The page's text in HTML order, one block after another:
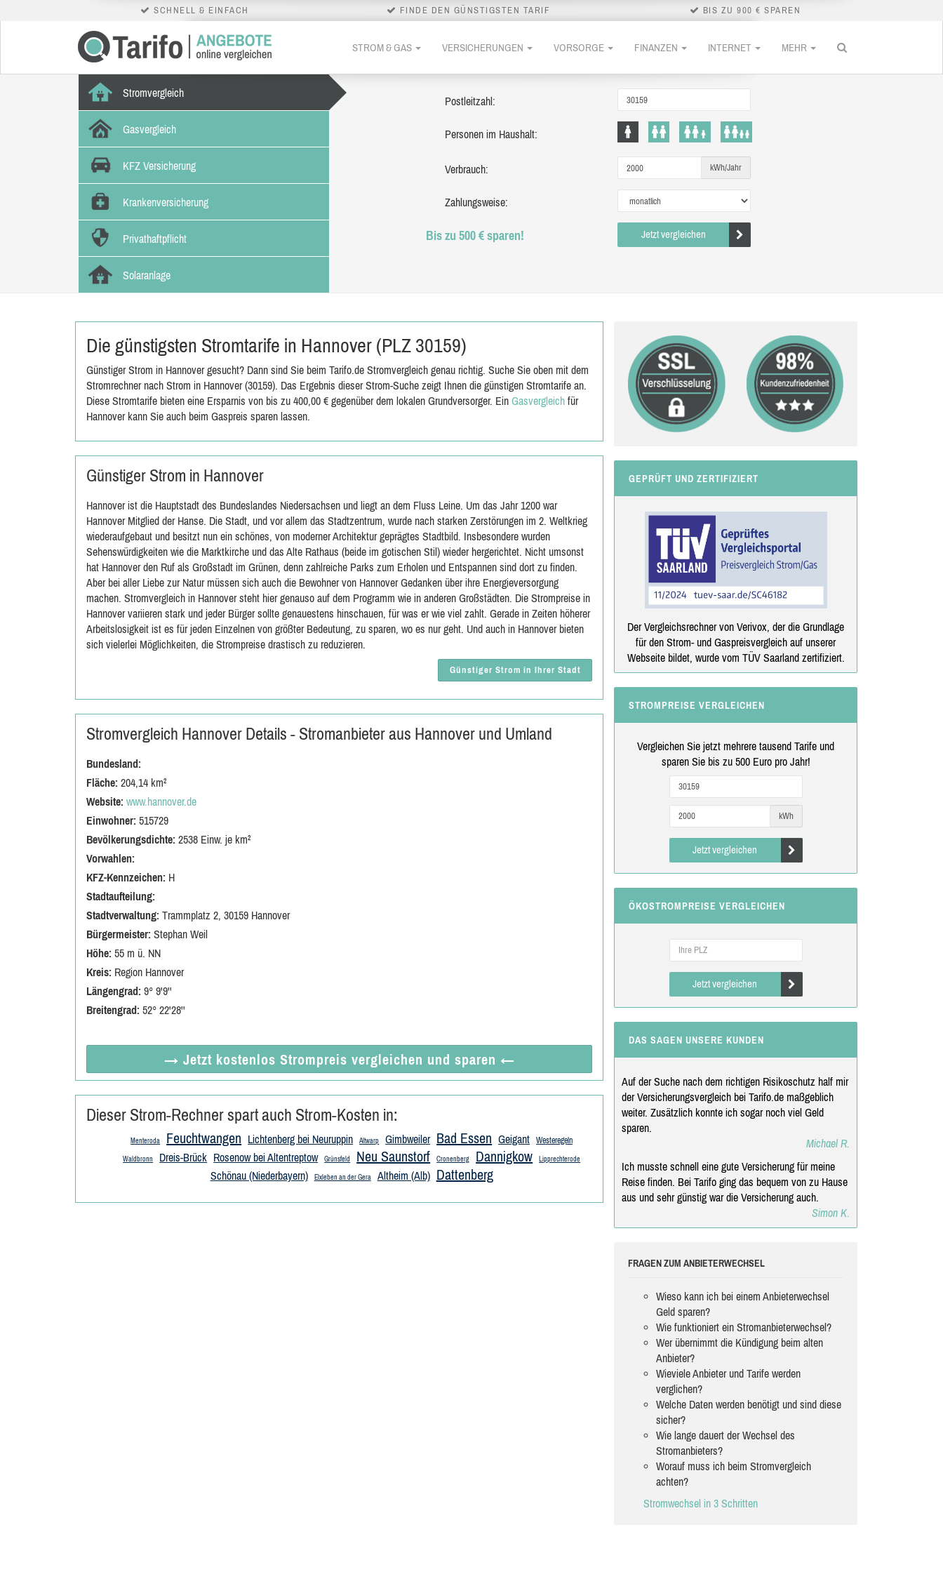
SCHNELL & EINFACH FINDE DEN GÜNSTIGSTEN TARIF BIS ZU 900 € SPAREN
STROM & GAS VERSICHERUNGEN VORSORGE FINANZEN INTERNET MEHR
Stromvergleich
Gasvergleich
KFZ Versicherung
Krankenversicherung
Privathaftpflicht
Solaranlage
Postleitzahl:
Personen im Haushalt:
Verbrauch: kWh/Jahr
Zahlungsweise:
Bis zu 500 € sparen! Jetzt vergleichen
Die günstigsten Stromtarife in Hannover (PLZ 30159)
Günstiger Strom in Hannover gesucht? Dann sind Sie beim Tarifo.de Stromvergleich genau richtig. Suche Sie oben mit dem
Stromrechner nach Strom in Hannover (30159). Das Ergebnis dieser Strom-Suche zeigt Ihnen die günstigen Stromtarife an.
Diese Stromtarife bieten eine Ersparnis von bis zu 400,00 € gegenüber dem lokalen Grundversorger. Ein Gasvergleich für
Hannover kann Sie auch beim Gaspreis sparen lassen.
Günstiger Strom in Hannover
Hannover ist die Hauptstadt des Bundeslandes Niedersachsen und liegt an dem Fluss Leine. Um das Jahr 1200 war
Hannover Mitglied der Hanse. Die Stadt, und vor allem das Stadtzentrum, wurde nach starken Zerstörungen im 2. Weltkrieg
wiederaufgebaut und besitzt nun ein schönes, von moderner Architektur geprägtes Stadtbild. Insbesondere wurden
Sehenswürdigkeiten wie die Marktkirche und das Alte Rathaus (beide im gotischen Stil) wieder hergerichtet. Nicht umsonst
hat Hannover den Ruf als Großstadt im Grünen, denn zahlreiche Parks zum Erholen und Entspannen sind dort zu finden.
Aber bei aller Liebe zur Natur müssen sich auch die Bewohner von Hannover Gedanken über ihre Energieversorgung
machen. Stromvergleich in Hannover steht hier genauso auf dem Programm wie in anderen Großstädten. Die Strompreise in
Hannover variieren stark und jeder Bürger sollte genauestens hinschauen, für was er wie viel zahlt. Gerade in Zeiten höherer
Arbeitslosigkeit ist es für jeden Einzelnen von größter Bedeutung, zu sparen, wo es nur geht. Und auch in Hannover bieten
sich vielerlei Möglichkeiten, die Strompreise drastisch zu reduzieren.
Günstiger Strom in Ihrer Stadt
Stromvergleich Hannover Details - Stromanbieter aus Hannover und Umland
Bundesland:
Fläche: 204,14 km²
Website: www.hannover.de
Einwohner: 515729
Bevölkerungsdichte: 2538 Einw. je km²
Vorwahlen:
KFZ-Kennzeichen: H
Stadtaufteilung:
Stadtverwaltung: Trammplatz 2, 30159 Hannover
Bürgermeister: Stephan Weil
Höhe: 55 m ü. NN
Kreis: Region Hannover
Längengrad: 9° 9'9''
Breitengrad: 52° 22'28''
→ Jetzt kostenlos Strompreis vergleichen und sparen ←
Dieser Strom-Rechner spart auch Strom-Kosten in:
Menteroda Feuchtwangen Lichtenberg bei Neuruppin Altwarp Gimbweiler Bad Essen Geigant Westeregeln
Waldbronn Dreis-Brück Rosenow bei Altentreptow Grünsfeld Neu Saunstorf Cronenberg Dannigkow Lipprechterode
Schönau (Niederbayern) Elxleben an der Gera Altheim (Alb) Dattenberg
GEPRÜFT UND ZERTIFIZIERT
Der Vergleichsrechner von Verivox, der die Grundlage
für den Strom- und Gaspreisvergleich auf unserer
Webseite bildet, wurde vom TÜV Saarland zertifiziert.
STROMPREISE VERGLEICHEN
Vergleichen Sie jetzt mehrere tausend Tarife und
sparen Sie bis zu 500 Euro pro Jahr!
kWh
Jetzt vergleichen
ÖKOSTROMPREISE VERGLEICHEN
Jetzt vergleichen
DAS SAGEN UNSERE KUNDEN
Auf der Suche nach dem richtigen Risikoschutz half mir
der Versicherungsvergleich bei Tarifo.de maßgeblich
weiter. Zusätzlich konnte ich sogar noch viel Geld
sparen.
Michael R.
Ich musste schnell eine gute Versicherung für meine
Reise finden. Bei Tarifo ging das bequem von zu Hause
aus und sehr günstig war die Versicherung auch.
Simon K.
FRAGEN ZUM ANBIETERWECHSEL
Wieso kann ich bei einem Anbieterwechsel
Geld sparen?
Wie funktioniert ein Stromanbieterwechsel?
Wer übernimmt die Kündigung beim alten
Anbieter?
Wieviele Anbieter und Tarife werden
verglichen?
Welche Daten werden benötigt und sind diese
sicher?
Wie lange dauert der Wechsel des
Stromanbieters?
Worauf muss ich beim Stromvergleich
achten?
Stromwechsel in 3 Schritten